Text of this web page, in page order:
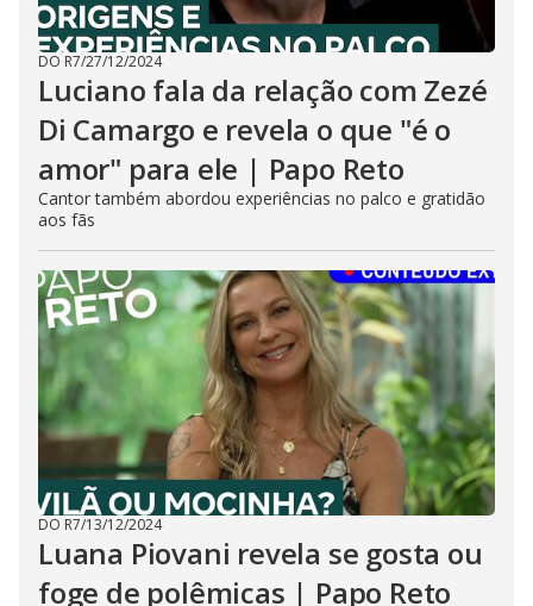
DO R7/27/12/2024
Luciano fala da relação com Zezé
Di Camargo e revela o que "é o
amor" para ele | Papo Reto
Cantor também abordou experiências no palco e gratidão
aos fãs
DO R7/13/12/2024
Luana Piovani revela se gosta ou
foge de polêmicas | Papo Reto